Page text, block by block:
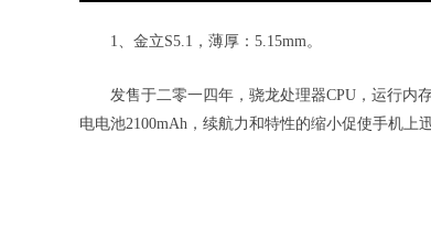
1、金立S5.1，薄厚：5.15mm。
发售于二零一四年，骁龙处理器CPU，运行内
电电池2100mAh，续航力和特性的缩小促使手机上